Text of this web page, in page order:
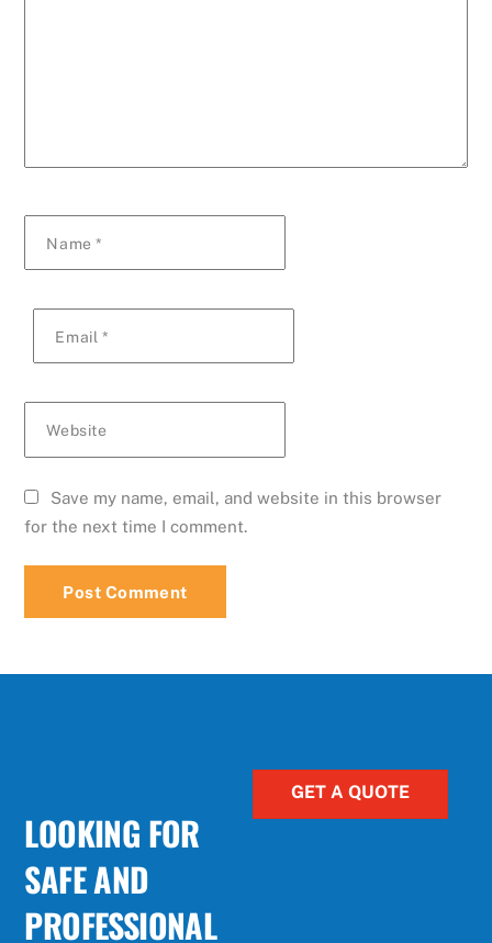
Name*
Email *
Website
Save my name, email, and website in this browser
for the next time I comment.
LOOKING FOR
SAFE AND
PROFESSIONAL
GET A QUOTE